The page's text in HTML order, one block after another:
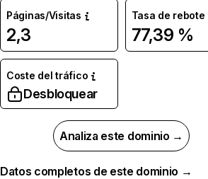
Páginas/Visitas
2,3
Tasa de rebote
77,39 %
Coste del tráfico
Desbloquear
Analiza este dominio →
Datos completos de este dominio →